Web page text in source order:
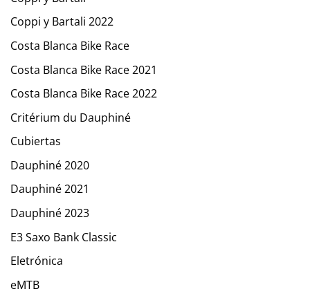
Coppi y Bartali 2022
Costa Blanca Bike Race
Costa Blanca Bike Race 2021
Costa Blanca Bike Race 2022
Critérium du Dauphiné
Cubiertas
Dauphiné 2020
Dauphiné 2021
Dauphiné 2023
E3 Saxo Bank Classic
Eletrónica
eMTB